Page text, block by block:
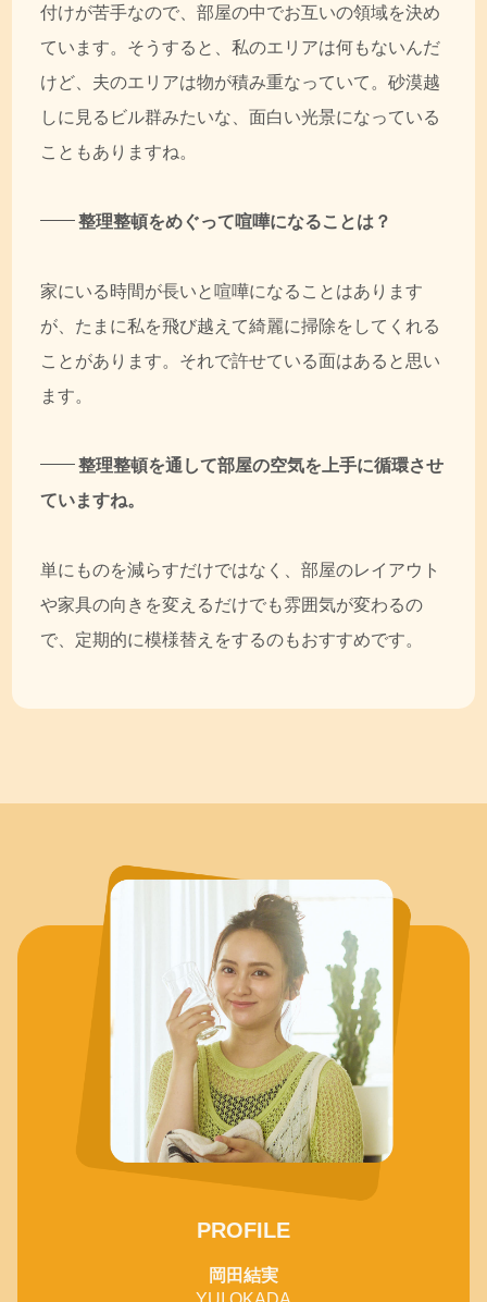
付けが苦手なので、部屋の中でお互いの領域を決め
ています。そうすると、私のエリアは何もないんだ
けど、夫のエリアは物が積み重なっていて。砂漠越
しに見るビル群みたいな、面白い光景になっている
こともありますね。
整理整頓をめぐって喧嘩になることは？
家にいる時間が長いと喧嘩になることはあります
が、たまに私を飛び越えて綺麗に掃除をしてくれる
ことがあります。それで許せている面はあると思い
ます。
整理整頓を通して部屋の空気を上手に循環させ
ていますね。
単にものを減らすだけではなく、部屋のレイアウト
や家具の向きを変えるだけでも雰囲気が変わるの
で、定期的に模様替えをするのもおすすめです。
PROFILE
岡田結実